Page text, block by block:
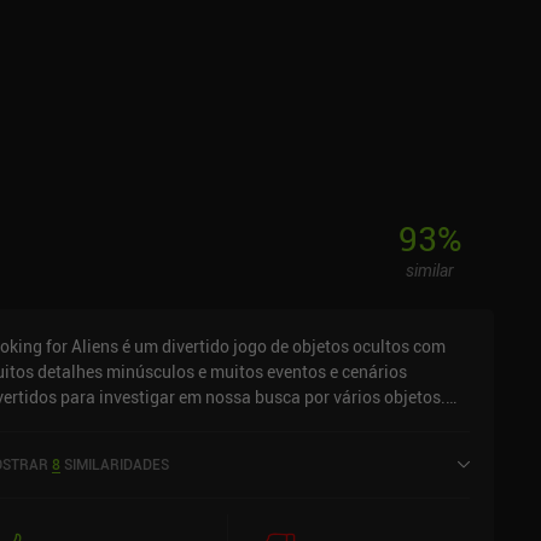
93%
similar
for Aliens é um divertido jogo de objetos ocultos com
detalhes minúsculos e muitos eventos e cenários
para investigar em nossa busca por vários objetos.
objetivo é encontrar o número suficiente de objetos que
8 SIMILARIDADES